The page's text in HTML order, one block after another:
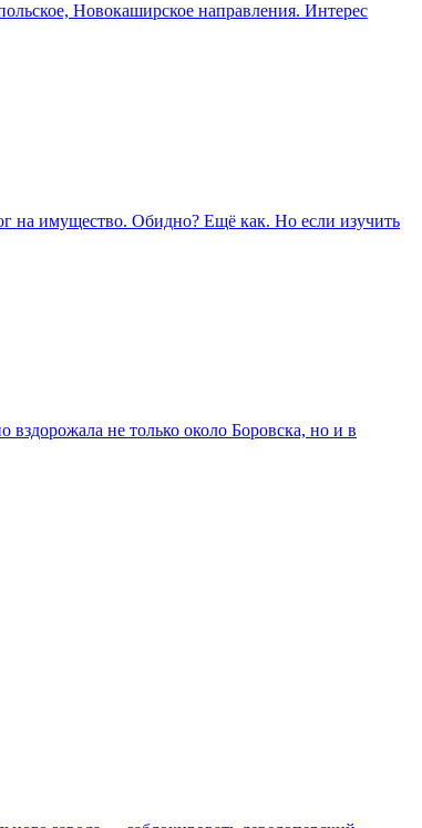
Новокаширское направления. Интерес
на имущество. Обидно? Ещё как. Но если изучить
не только около Боровска, но и в